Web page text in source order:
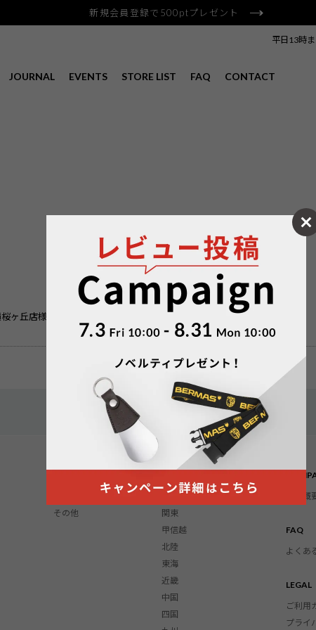
新規会員登録で500ptプレゼント
JOURNAL EVENTS STORE LIST FAQ CONTACT
平日13時
LATEST EVENTS
ヶ丘店様「BERMASビジネスバッグ特集」
その他
北海道・東北
関東
甲信越
北陸
東海
近畿
中国
四国
会社概
FAQ
よくあ
LEGAL
ご利用
プライ